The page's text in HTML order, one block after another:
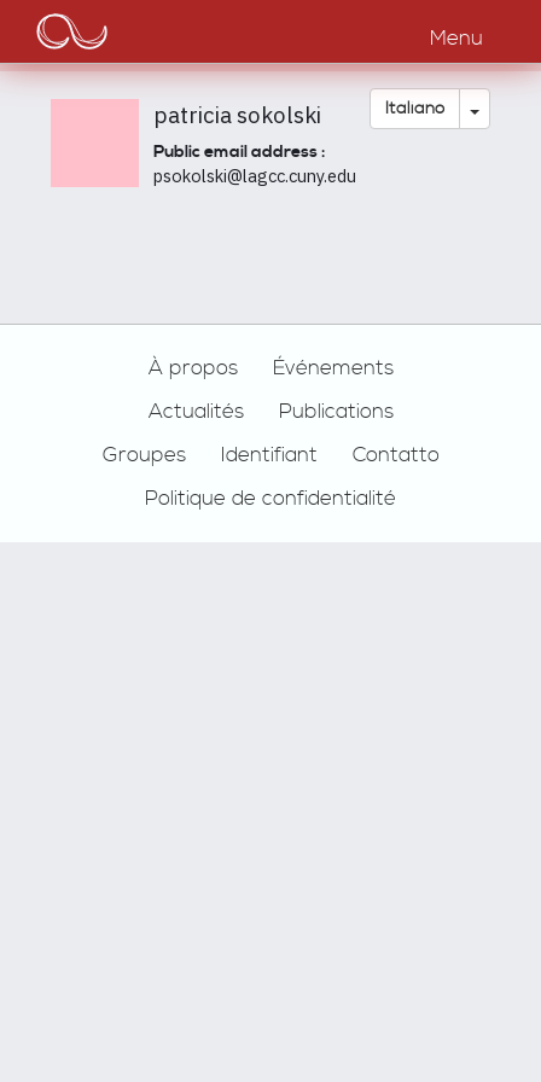
contenuto
principale
Main
navigation
Menu
Italiano Toggle
patricia sokolski
Public email address :
psokolski@lagcc.cuny.edu
À propos
Événements
Actualités
Publications
Groupes
Identifiant
Contatto
Politique de confidentialité